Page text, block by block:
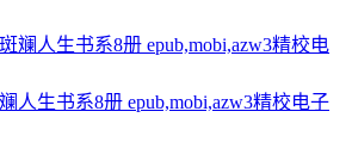
人生书系8册 epub,mobi,azw3精校电子